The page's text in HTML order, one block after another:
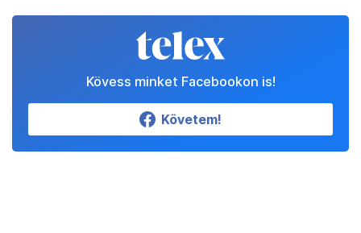
Kövess minket Facebookon is!
Követem!